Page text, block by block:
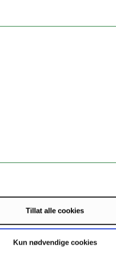
Tillat alle cookies
Kun nødvendige cookies